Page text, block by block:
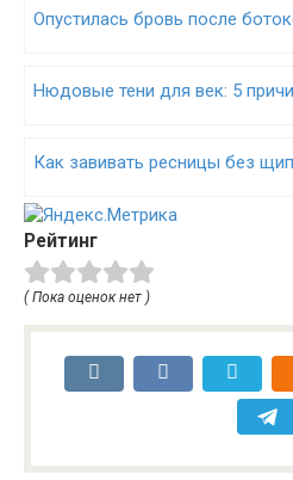
Опустилась бровь после
Нюдовые тени для век: 5
Как завивать ресницы без
Рейтинг
( Пока оценок нет )